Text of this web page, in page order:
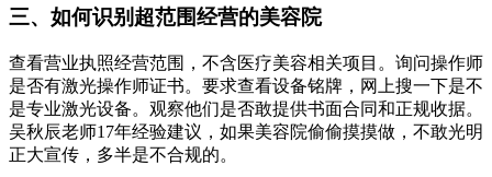
三、如何识别超范围经营的美容院
查看营业执照经营范围，不含医疗美容相关项目。询问操作师
是否有激光操作师证书。要求查看设备铭牌，网上搜一下是不
是专业激光设备。观察他们是否敢提供书面合同和正规收据。
吴秋辰老师17年经验建议，如果美容院偷偷摸摸做，不敢光明
正大宣传，多半是不合规的。